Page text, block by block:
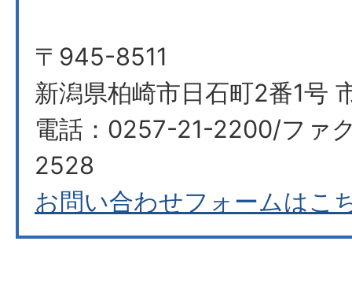
〒945-8511
新潟県柏崎市日石町2番1号
電話：0257-21-2200/ファ
2528
お問い合わせフォームはこ